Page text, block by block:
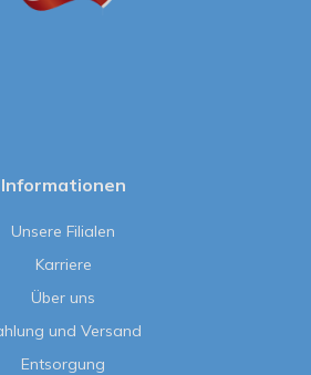
Informationen
Unsere Filialen
Karriere
Über uns
und Versand
Entsorgung